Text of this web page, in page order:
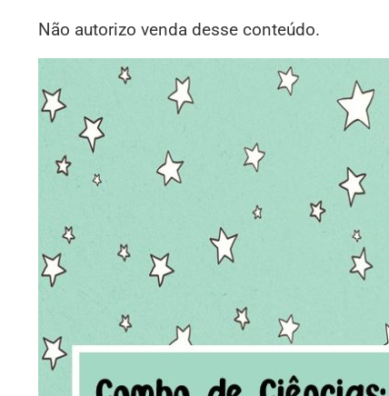
Não autorizo venda desse conteúdo.